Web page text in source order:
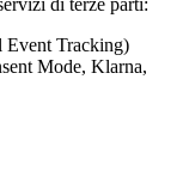
di terze parti:
Event Tracking)
Mode, Klarna,